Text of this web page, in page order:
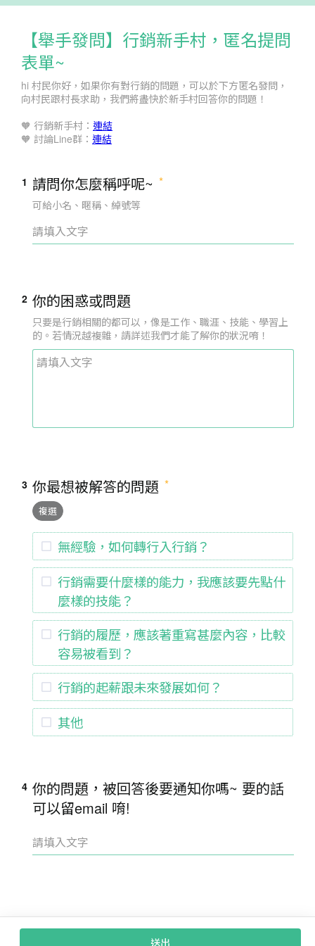
【舉手發問】行銷新手村，匿名提問
表單~
hi 村民你好，如果你有對行銷的問題，可以於下方匿名發問，
向村民跟村長求助，我們將盡快於新手村回答你的問題！
🧡 行銷新手村： 連結
🧡 討論Line群： 連結
1 請問你怎麼稱呼呢~
可給小名、暱稱、綽號等
2 你的困惑或問題
只要是行銷相關的都可以，像是工作、職涯、技能、學習上
的。若情況越複雜，請詳述我們才能了解你的狀況唷！
3 你最想被解答的問題
複選
無經驗，如何轉行入行銷？
行銷需要什麼樣的能力，我應該要先點什
麼樣的技能？
行銷的履歷，應該著重寫甚麼內容，比較
容易被看到？
行銷的起薪跟未來發展如何？
其他
4 你的問題，被回答後要通知你嗎~ 要的話
可以留email 唷!
送出